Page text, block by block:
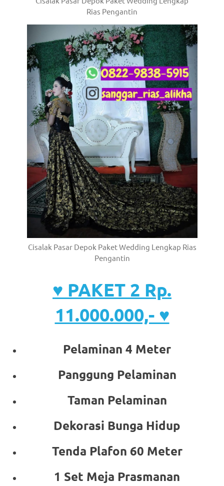
Rias Pengantin
Cisalak Pasar Depok Paket Wedding Lengkap Rias
Pengantin
♥ PAKET 2 Rp.
11.000.000,- ♥
Pelaminan 4 Meter
Panggung Pelaminan
Taman Pelaminan
Dekorasi Bunga Hidup
Tenda Plafon 60 Meter
1 Set Meja Prasmanan